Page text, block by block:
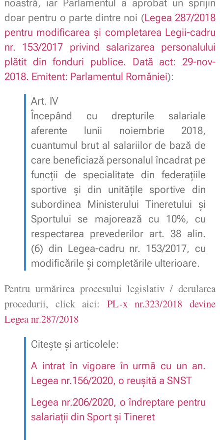
noastră, iar Parlamentul a aprobat un sprijin
doar pentru o parte dintre noi (Legea 287/2018
pentru modificarea şi completarea Legii-cadru
nr. 153/2017 privind salarizarea personalului
plătit din fonduri publice. Dată act: 29-nov-
2018. Emitent: Parlamentul României):
Art. IV
Începând cu drepturile salariale
aferente lunii noiembrie 2018,
cuantumul brut al salariilor de bază de
care beneficiază personalul încadrat pe
funcţii de specialitate din federaţiile
sportive şi din unităţile sportive din
subordinea Ministerului Tineretului şi
Sportului se majorează cu 10%, cu
respectarea prevederilor art. 38 alin.
(6) din Legea-cadru nr. 153/2017, cu
modificările şi completările ulterioare.
Pentru urmărirea procesului legislativ / derularea
procedurii, click aici: PL-x nr.323/2018 devine
Legea nr.287/2018
Citește și articolele:
A intrat în vigoare în urmă cu un an.
Legea nr.156/2020, o reușită a SNST
Legea nr.206/2020, o îndreptare pentru
salariații din Sport și Tineret